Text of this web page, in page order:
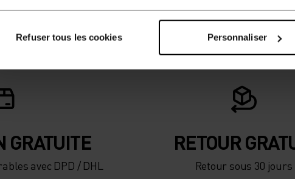
Refuser tous les cookies Personnaliser
GRATUITE
avec DPD / DHL
RETOUR
Retour sous 30 jours